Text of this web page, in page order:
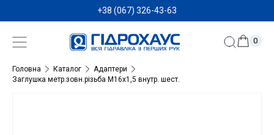
+38 (067) 326-43-63
0
Головна Каталог
Адаптери
Заглушка метр.зовн.різьба М16х1,5 внутр. шест.